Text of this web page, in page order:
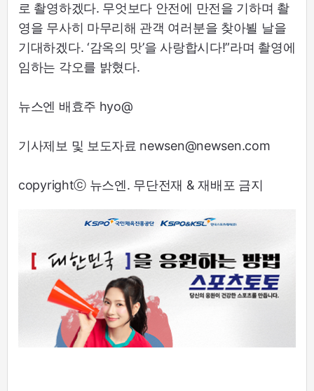
로 촬영하겠다. 무엇보다 안전에 만전을 기하며 촬
영을 무사히 마무리해 관객 여러분을 찾아뵐 날을
기대하겠다. ‘감옥의 맛’을 사랑합시다!”라며 촬영에
임하는 각오를 밝혔다.
뉴스엔 배효주 hyo@
기사제보 및 보도자료 newsen@newsen.com
copyrightⓒ 뉴스엔. 무단전재 & 재배포 금지